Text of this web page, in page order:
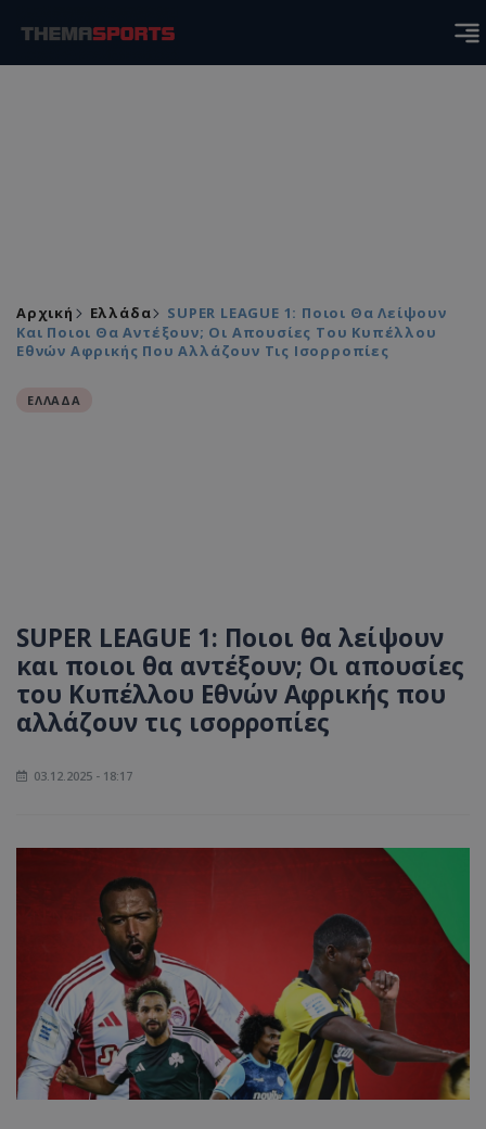
Αρχική Ελλάδα
SUPER LEAGUE 1: Ποιοι Θα Λείψουν
Και Ποιοι Θα Αντέξουν; Οι Απουσίες Του Κυπέλλου
Εθνών Αφρικής Που Αλλάζουν Τις Ισορροπίες
ΕΛΛΑΔΑ
SUPER LEAGUE 1: Ποιοι θα λείψουν
και ποιοι θα αντέξουν; Οι απουσίες
του Κυπέλλου Εθνών Αφρικής που
αλλάζουν τις ισορροπίες
03.12.2025 - 18:17